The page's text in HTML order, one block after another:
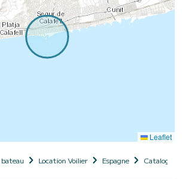
Leaflet
Location Voilier Espagne Catalogne